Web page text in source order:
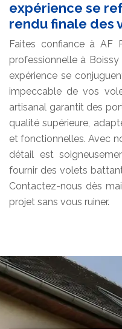
expérience se
rendu finale des
Faites confiance à AF
professionnelle à
expérience se
impeccable de vos
artisanal garantit des
qualité supérieure,
et fonctionnelles. Avec
détail est
fournir des volets
Contactez-nous dès
projet sans vous ruiner.